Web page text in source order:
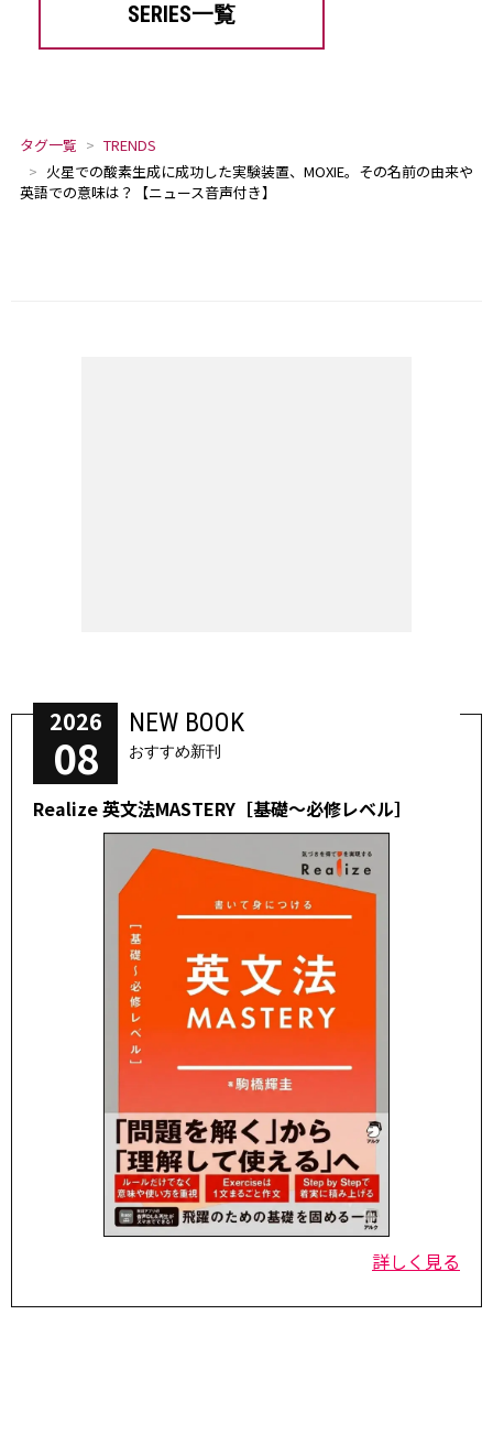
SERIES一覧
タグ一覧
TRENDS
火星での酸素生成に成功した実験装置、MOXIE。その名前の由来や
英語での意味は？【ニュース音声付き】
2026
08
NEW BOOK
おすすめ新刊
Realize 英文法MASTERY［基礎～必修レベル］
詳しく見る